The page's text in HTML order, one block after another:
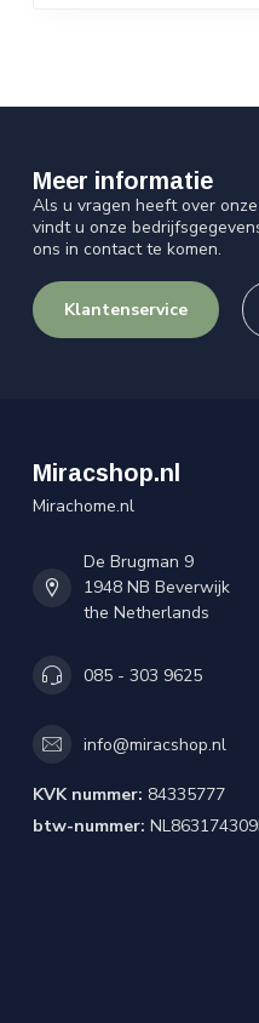
Meer informatie
Als u vragen heeft over
vindt u onze
ons in contact te komen.
Klantenservice
Miracshop.nl
Mirachome.nl
De Brugman 9
1948 NB Beverwijk
the Netherlands
085 - 303 9625
info@miracshop.nl
KVK nummer: 84335777
btw-nummer: